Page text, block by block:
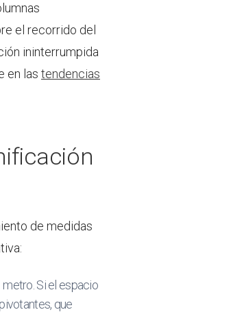
el recorrido del
ininterrumpida
en las tendencias
de medidas
Si el espacio
que